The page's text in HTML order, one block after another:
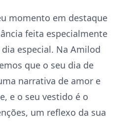
momento em destaque
feita especialmente
especial. Na Amilod
que o seu dia de
narrativa de amor e
e o seu vestido é o
um reflexo da sua